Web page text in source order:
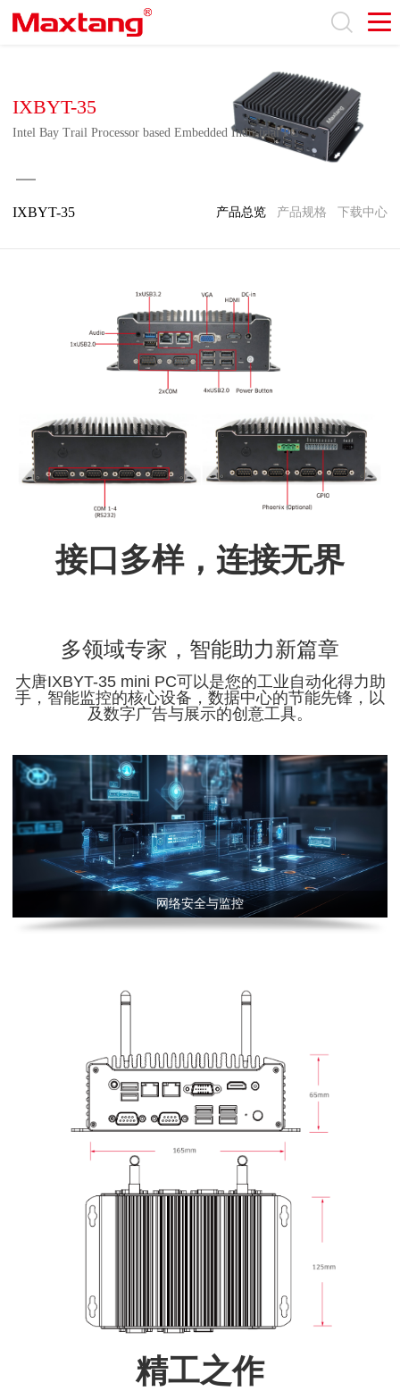
IXBYT-35
Intel Bay Trail Processor based Embedded Industrial PC
IXBYT-35 产品总览 产品规格 下载中心
接口多样，连接无界
多领域专家，智能助力新篇章
大唐IXBYT-35 mini PC可以是您的工业自动化得力助
手，智能监控的核心设备，数据中心的节能先锋，以
及数字广告与展示的创意工具。
网络安全与监控
精工之作